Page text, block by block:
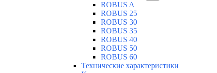
ROBUS A
ROBUS 25
ROBUS 30
ROBUS 35
ROBUS 40
ROBUS 50
ROBUS 60
Технические характеристики